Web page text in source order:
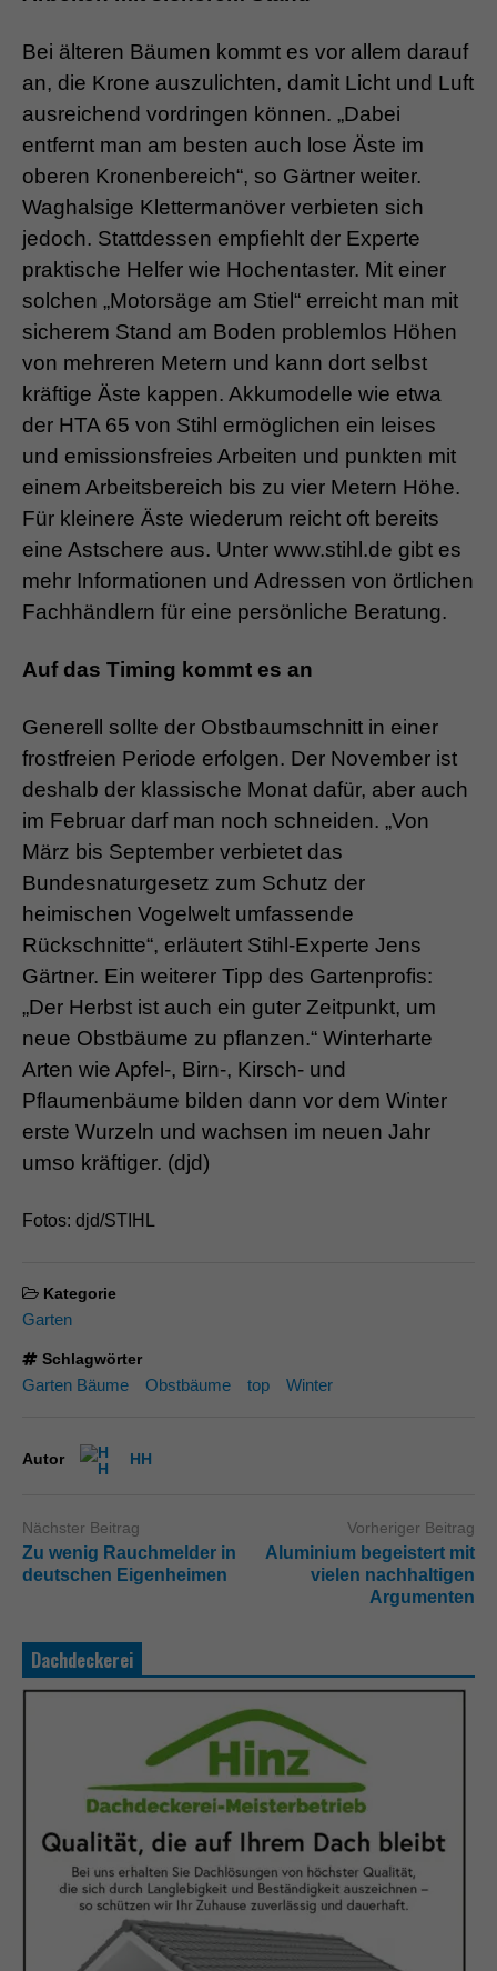
Bei älteren Bäumen kommt es vor allem darauf
an, die Krone auszulichten, damit Licht und Luft
ausreichend vordringen können. „Dabei
entfernt man am besten auch lose Äste im
oberen Kronenbereich“, so Gärtner weiter.
Waghalsige Klettermanöver verbieten sich
jedoch. Stattdessen empfiehlt der Experte
praktische Helfer wie Hochentaster. Mit einer
solchen „Motorsäge am Stiel“ erreicht man mit
sicherem Stand am Boden problemlos Höhen
von mehreren Metern und kann dort selbst
kräftige Äste kappen. Akkumodelle wie etwa
der HTA 65 von Stihl ermöglichen ein leises
und emissionsfreies Arbeiten und punkten mit
einem Arbeitsbereich bis zu vier Metern Höhe.
Für kleinere Äste wiederum reicht oft bereits
eine Astschere aus. Unter www.stihl.de gibt es
mehr Informationen und Adressen von örtlichen
Fachhändlern für eine persönliche Beratung.
Auf das Timing kommt es an
Generell sollte der Obstbaumschnitt in einer
frostfreien Periode erfolgen. Der November ist
deshalb der klassische Monat dafür, aber auch
im Februar darf man noch schneiden. „Von
März bis September verbietet das
Bundesnaturgesetz zum Schutz der
heimischen Vogelwelt umfassende
Rückschnitte“, erläutert Stihl-Experte Jens
Gärtner. Ein weiterer Tipp des Gartenprofis:
„Der Herbst ist auch ein guter Zeitpunkt, um
neue Obstbäume zu pflanzen.“ Winterharte
Arten wie Apfel-, Birn-, Kirsch- und
Pflaumenbäume bilden dann vor dem Winter
erste Wurzeln und wachsen im neuen Jahr
umso kräftiger. (djd)
Fotos: djd/STIHL
Kategorie
Garten
Schlagwörter
Garten Bäume Obstbäume top Winter
Autor HH
Nächster Beitrag
Zu wenig Rauchmelder in
deutschen Eigenheimen
Vorheriger Beitrag
Aluminium begeistert mit
vielen nachhaltigen
Argumenten
Dachdeckerei